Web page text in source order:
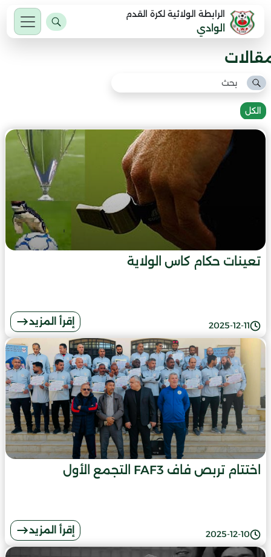
الرابطة الولائية لكرة القدم
الوادي
الكل
تعينات حكام كاس الولاية
2025-12-11 إقرأ المزيد
اختتام تربص فاف FAF3 التجمع الأول
2025-12-10 إقرأ المزيد